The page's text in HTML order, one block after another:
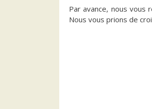
Par avance, nous vous
Nous vous prions de